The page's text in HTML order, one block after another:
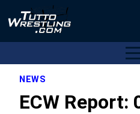
NEWS
ECW Report: